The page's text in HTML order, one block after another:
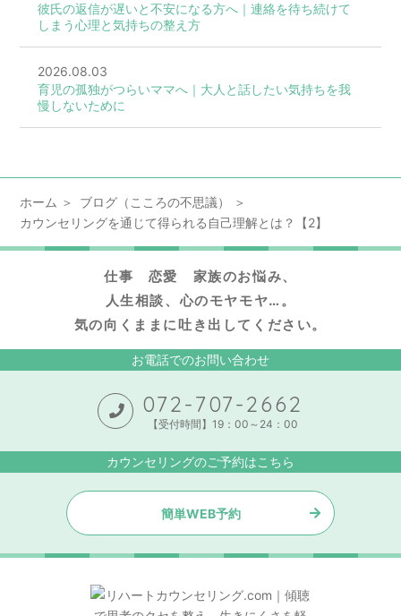
彼氏の返信が遅いと不安になる方へ｜連絡を待ち続けて
しまう心理と気持ちの整え方
2026.08.03
育児の孤独がつらいママへ｜大人と話したい気持ちを我
慢しないために
ホーム
ブログ（こころの不思議）
カウンセリングを通じて得られる自己理解とは？【2】
仕事 恋愛 家族のお悩み、
人生相談、心のモヤモヤ…。
気の向くままに吐き出してください。
お電話でのお問い合わせ
072-707-2662
【受付時間】19：00～24：00
カウンセリングのご予約はこちら
簡単WEB予約